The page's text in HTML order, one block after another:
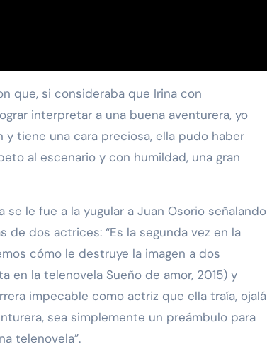
que, si consideraba que Irina con
interpretar a una buena aventurera, yo
tiene una cara preciosa, ella pudo haber
al escenario y con humildad, una gran
le fue a la yugular a Juan Osorio señalando
de dos actrices: “Es la segunda vez en la
cómo le destruye la imagen a dos
en la telenovela Sueño de amor, 2015) y
impecable como actriz que ella traía, ojalá
sea simplemente un preámbulo para
telenovela”.